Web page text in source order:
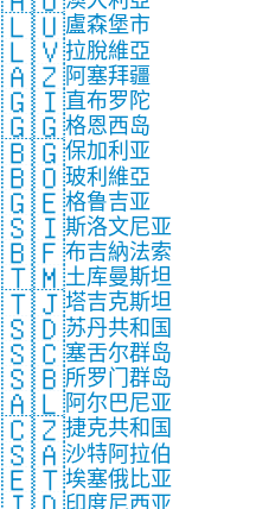
🇱🇺盧森堡市
🇱🇻拉脫維亞
🇦🇿阿塞拜疆
🇬🇮直布罗陀
🇬🇬格恩西岛
🇧🇬保加利亚
🇧🇴玻利維亞
🇬🇪格鲁吉亚
🇸🇮斯洛文尼亚
🇧🇫布吉納法索
🇹🇲土库曼斯坦
🇹🇯塔吉克斯坦
🇸🇩苏丹共和国
🇸🇨塞舌尔群岛
🇸🇧所罗门群岛
🇦🇱阿尔巴尼亚
🇨🇿捷克共和国
🇸🇦沙特阿拉伯
🇪🇹埃塞俄比亚
印度尼西亚